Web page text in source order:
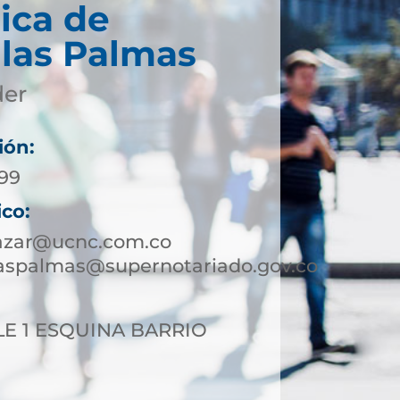
de
Palmas
1 ESQUINA BARRIO